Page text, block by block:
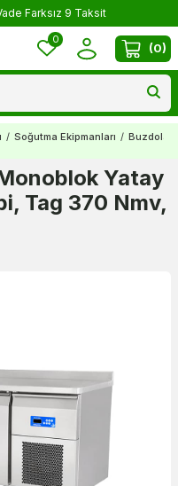
Kazan!
0
(0)
/ Soğutma Ekipmanları /
Yatay
Tag 370 Nmv,